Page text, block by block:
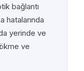
bağlantı
hatalarında
yerinde ve
ve